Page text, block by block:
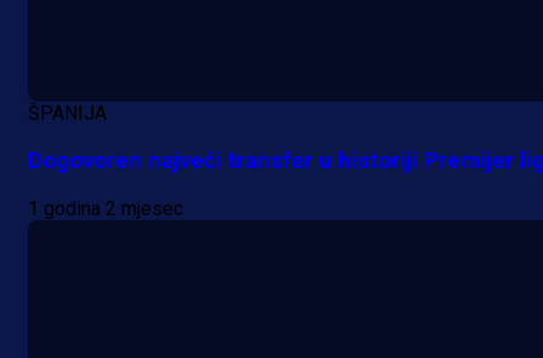
ŠPANIJA
Dogovoren najveći transfer u historiji Premijer
1 godina 2 mjesec